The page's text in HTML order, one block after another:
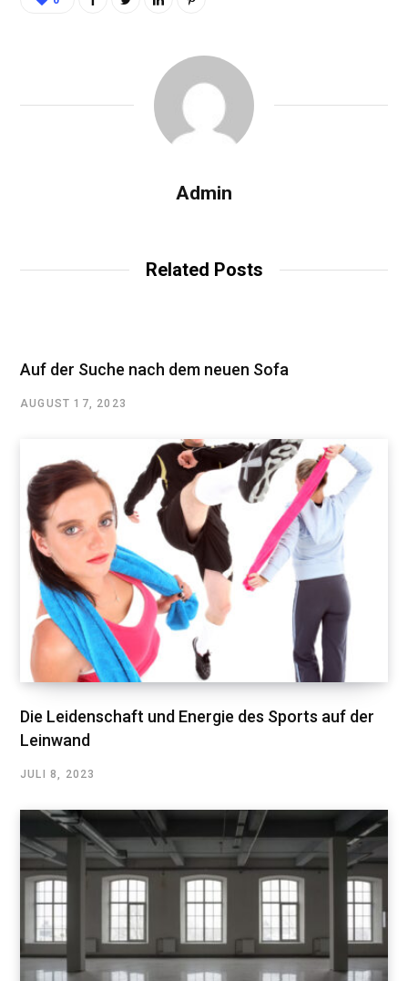
Admin
Related Posts
Auf der Suche nach dem neuen Sofa
AUGUST 17, 2023
Die Leidenschaft und Energie des Sports auf der
Leinwand
JULI 8, 2023